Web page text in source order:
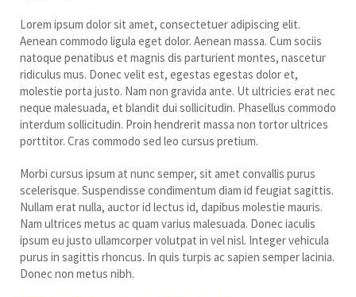
Lorem ipsum dolor sit amet, consectetuer adipiscing elit.
Aenean commodo ligula eget dolor. Aenean massa. Cum sociis
natoque penatibus et magnis dis parturient montes, nascetur
ridiculus mus. Donec velit est, egestas egestas dolor et,
molestie porta justo. Nam non gravida ante. Ut ultricies erat nec
neque malesuada, et blandit dui sollicitudin. Phasellus commodo
interdum sollicitudin. Proin hendrerit massa non tortor ultrices
porttitor. Cras commodo sed leo cursus pretium.
Morbi cursus ipsum at nunc semper, sit amet convallis purus
scelerisque. Suspendisse condimentum diam id feugiat sagittis.
Nullam erat nulla, auctor id lectus id, dapibus molestie mauris.
Nam ultrices metus ac quam varius malesuada. Donec iaculis
ipsum eu justo ullamcorper volutpat in vel nisl. Integer vehicula
purus in sagittis rhoncus. In quis turpis ac sapien semper lacinia.
Donec non metus nibh.